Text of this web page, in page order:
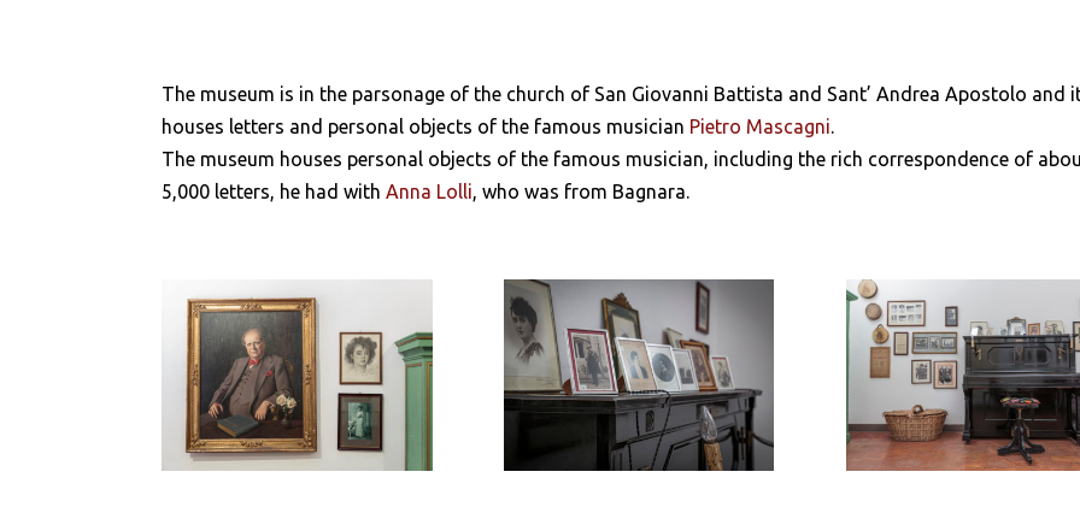
The museum is in the parsonage of the church of San Giovanni Battista and Sant’ Andrea Apostolo and
houses letters and personal objects of the famous musician Pietro Mascagni.
The museum houses personal objects of the famous musician, including the rich correspondence of
5,000 letters, he had withAnna Lolli, who was from Bagnara.